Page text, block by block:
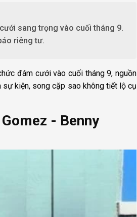
sang trọng vào cuối tháng 9.
riêng tư.
đám cưới vào cuối tháng 9, nguồn
sự kiện, song cặp sao không tiết lộ cụ
- Benny